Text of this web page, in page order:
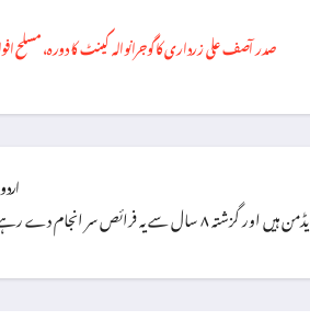
صدر آصف علی زرداری کا گوجرانوالہ کینٹ کا دورہ، مسلح
یہ فرائص سر انجام دے رہے ہیں۔